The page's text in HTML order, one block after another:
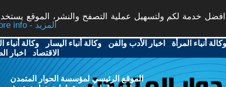
افضل خدمة لكم ولتسهيل عملية التصفح والنشر، الموقع
More info - المزيد
وكالة أنباء المرأة - اخبار الأدب والفن -وكالة أنباء اليسار -وكالة أنباء
الاقتصاد - اخبار
الموقع الرئيسي لمؤسسة الحوار المتمدن